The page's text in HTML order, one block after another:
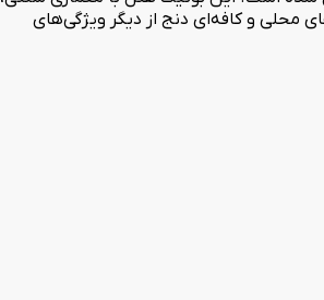
محلی و کافه‌ای دنج از دیگر ویژگی‌های